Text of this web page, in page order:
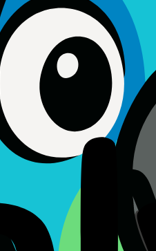
немесе кез келген
шығыннан және
мен агенттерін қорғауға,
өзгерістер енгізілген
шешу
және Герцеговина
шешіледі. Сіз осы